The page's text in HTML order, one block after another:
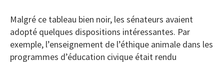
Malgré ce tableau bien noir, les sénateurs avaient
adopté quelques dispositions intéressantes. Par
exemple, l’enseignement de l’éthique animale dans les
programmes d’éducation civique était rendu